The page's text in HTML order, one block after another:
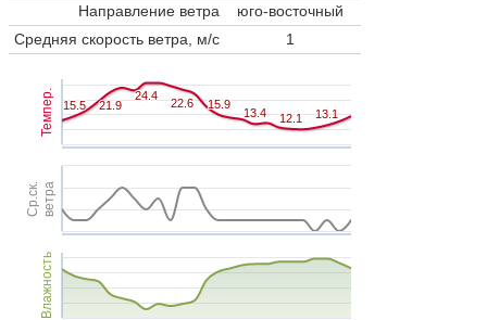
Направление ветра
юго-восточный
Средняя скорость ветра, м/с
1
Темпер.
Ср.ск.ветра
Влажность
15.5
15.5 21.9
21.9
24.4
24.4
22.6
22.6 15.9
15.9
13.4
13.4 12.1
12.1 13.1
13.1